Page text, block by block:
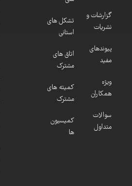
گزارشات و
نشریات
پیوندهای
مفید
ویژه
همکاران
سوالات
متداول
تشکل های
استانی
اتاق های
مشترک
کمیته های
مشترک
کمیسیون
ها